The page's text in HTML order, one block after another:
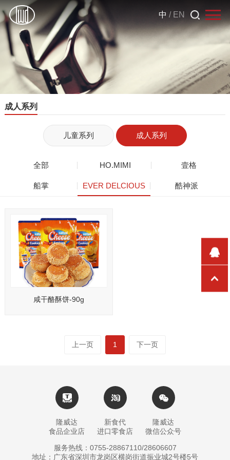
中 / EN
成人系列
儿童系列 成人系列
全部 HO.MIMI 壹格
船掌 EVER DELCIOUS 酷神派
咸干酪酥饼-90g
上一页 1 下一页
隆威达
食品企业店
新食代
进口零食店
隆威达
微信公众号
服务热线：0755-28867110/28606607
地址：广东省深圳市龙岗区横岗街道振业城2号楼5号